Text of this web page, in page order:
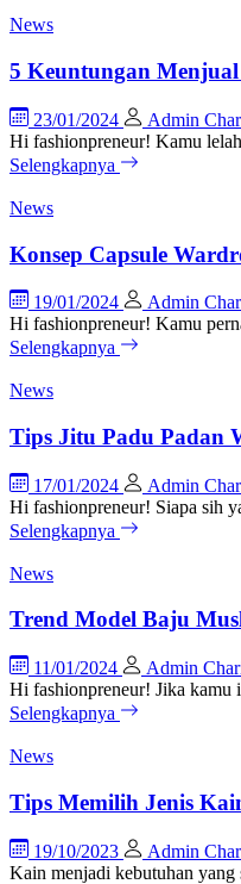
News
5 Keuntungan
23/01/2024
Admin
Hi fashionpreneur! Kamu
Selengkapnya
News
Konsep Capsule
19/01/2024
Admin
Hi fashionpreneur! Kamu
Selengkapnya
News
Tips Jitu Padu Padan
17/01/2024
Admin
Hi fashionpreneur! Siapa sih
Selengkapnya
News
Trend Model Baju
11/01/2024
Admin
Hi fashionpreneur! Jika kamu
Selengkapnya
News
Tips Memilih Jenis
19/10/2023
Admin
Kain menjadi kebutuhan